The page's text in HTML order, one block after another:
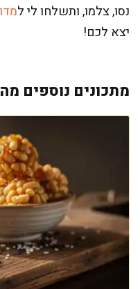
נסו, צלמו, ותשלחו לי ל
יצא לכם!
מתכונים נוספים